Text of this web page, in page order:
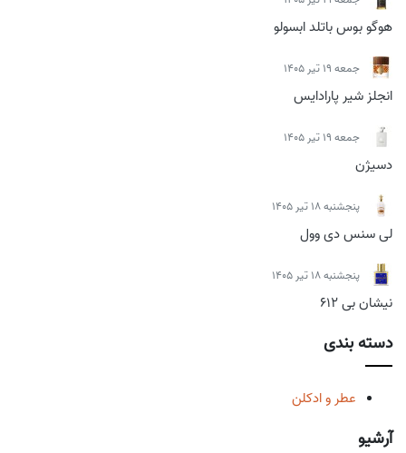
هوگو بوس باتلد ابسولو
جمعه 19 تیر 1405
انجلز شیر پارادایس
جمعه 19 تیر 1405
دسیژن
پنجشنبه 18 تیر 1405
لی سنس دی وول
پنجشنبه 18 تیر 1405
نیشان بی 612
دسته بندی
عطر و ادکلن
آرشیو